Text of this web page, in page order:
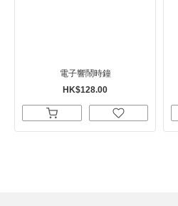
電子響鬧時鐘
HK$128.00